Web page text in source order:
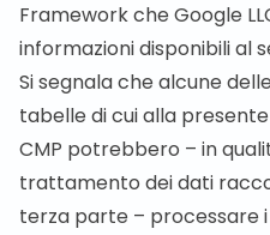
Framework che Google
informazioni disponibili al
Si segnala che alcune
tabelle di cui alla
CMP potrebbero – in
trattamento dei dati
terza parte – processare